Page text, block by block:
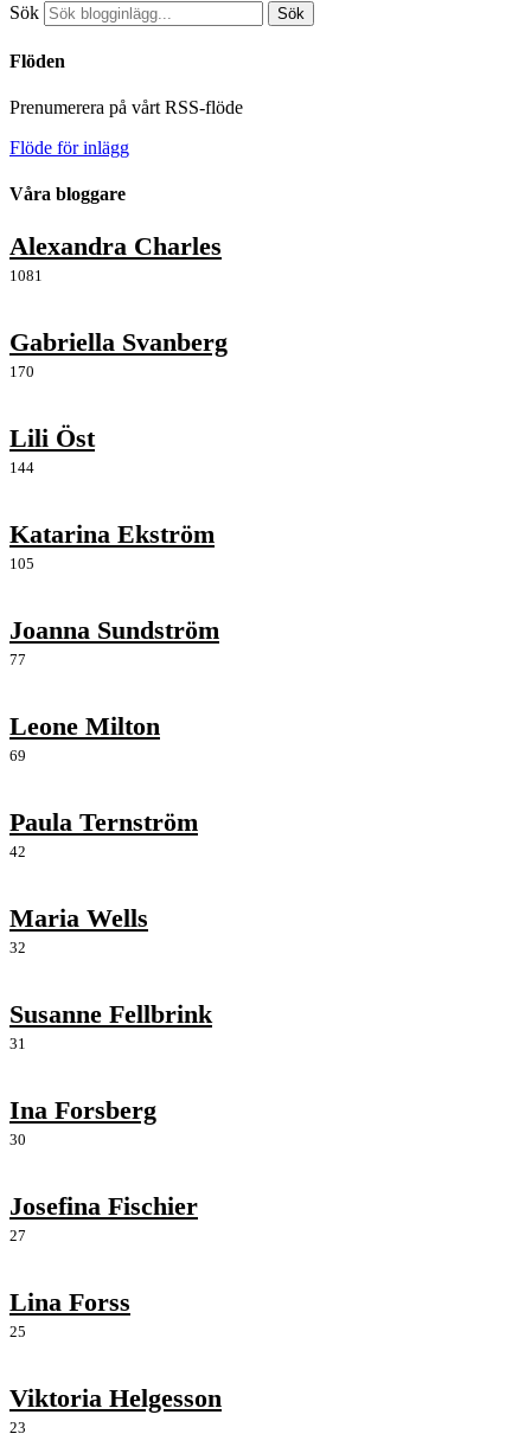
Sök Sök
Flöden
Prenumerera på vårt RSS-flöde
Flöde för inlägg
Våra bloggare
Alexandra Charles
1081
Gabriella Svanberg
170
Lili Öst
144
Katarina Ekström
105
Joanna Sundström
77
Leone Milton
69
Paula Ternström
42
Maria Wells
32
Susanne Fellbrink
31
Ina Forsberg
30
Josefina Fischier
27
Lina Forss
25
Viktoria Helgesson
23